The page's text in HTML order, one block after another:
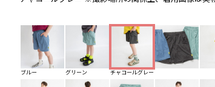
ブルー グリーン チャコールグレー